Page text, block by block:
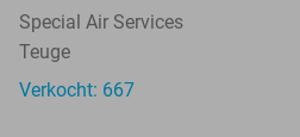
Special Air Services
Teuge
Verkocht: 667